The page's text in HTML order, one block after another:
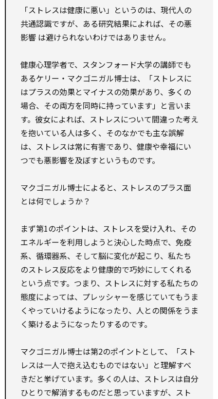
「ストレスは健康に悪い」というのは、現代人の
共通認識ですが、ある研究結果によれば、その悪
影響 は避けられないわけではありません。
健康心理学者で、スタンフォード大学の講師でも
あるケリー・マクゴニガル博士は、「ストレスに
はプラスの効果とマイナスの効果があり、多くの
場合、その両方を同時に持っています」と言いま
す。彼女によれば、ストレスについて間違った考え
を抱いている人は多く、そのなかでも主な誤解
は、ストレスは常に有害であり、健康や幸福にい
つでも悪影響を及ぼすというものです。
マクゴニガル博士によると、ストレスのプラス面
とは何でしょうか？
まず第1のポイントは、ストレスを受け入れ、その
エネルギーを利用しようと決心した時点で、免疫
系、循環器系、そして脳に変化が起こり、私たち
のストレス反応をより健康的で巧妙にしてくれる
という点です。つまり、ストレスに対する私たちの
態度によっては、プレッシャーを感じていてもうま
くやっていけるようになったり、人との関係をうま
く築けるようになったりするのです。
マクゴニガル博士は第2のポイントとして、「スト
レスは一人で抱え込むものではない」と理解すべ
きだと挙げています。多くの人は、ストレスは自分
ひとりで解消するものだと思っていますが、スト